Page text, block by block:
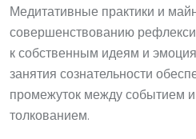
Медитативные практики и
совершенствованию
к собственным идеям и
занятия сознательности
промежуток между событием
толкованием.